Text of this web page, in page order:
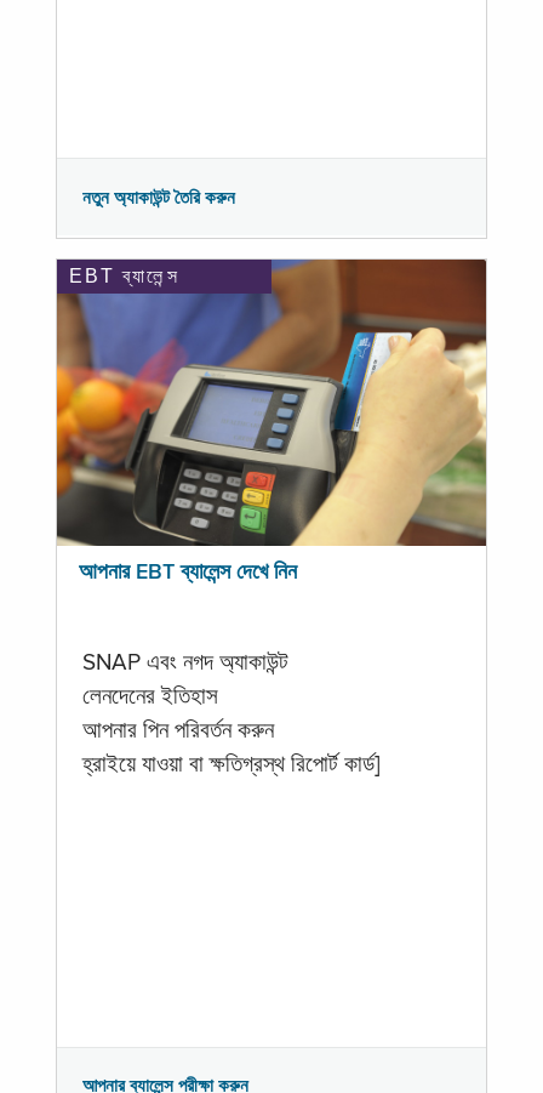
নতুন অ্যাকাউন্ট তৈরি করুন
EBT ব্যালেন্স
আপনার EBT ব্যালেন্স দেখে নিন
SNAP এবং নগদ অ্যাকাউন্ট
লেনদেনের ইতিহাস
আপনার পিন পরিবর্তন করুন
হ্রাইয়ে যাওয়া বা ক্ষতিগ্রস্থ রিপোর্ট কার্ড]
আপনার ব্যালেন্স পরীক্ষা করুন